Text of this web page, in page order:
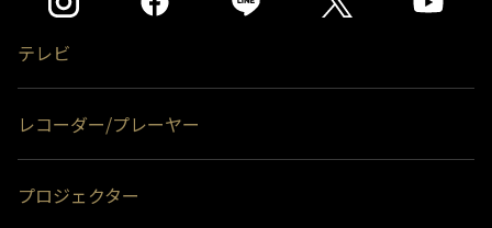
テレビ
レコーダー/プレーヤー
プロジェクター